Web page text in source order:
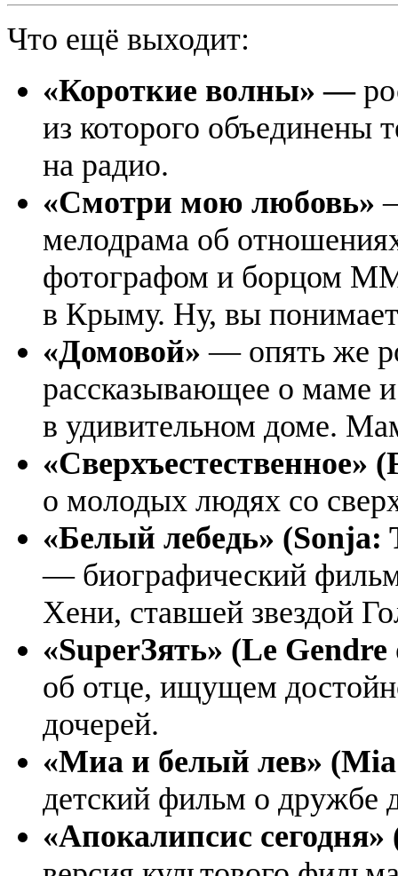
Что ещё выходит:
«Короткие волны» —
из которого объединены
на радио.
«Смотри мою любовь»
мелодрама об
фотографом и борцом
в Крыму. Ну, вы
«Домовой» — опять же
рассказывающее о маме
в удивительном доме.
о молодых людях со
«Белый лебедь» (Sonja:
— биографический
Хени, ставшей звездой
«SuperЗять» (Le Gendre
об отце, ищущем
дочерей.
«Миа и белый лев»
детский фильм о дружбе
«Апокалипсис